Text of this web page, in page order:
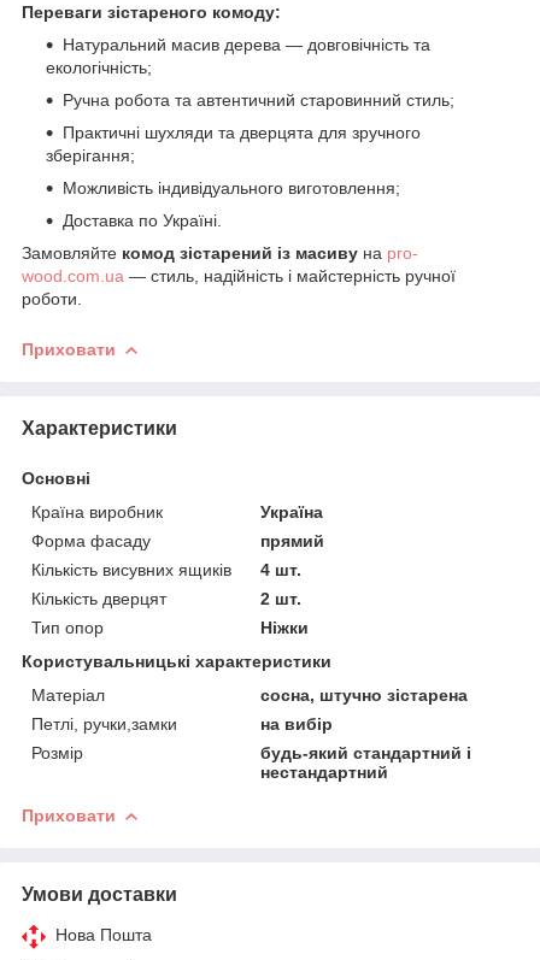
Переваги зістареного комоду:
Натуральний масив дерева — довговічність та
екологічність;
Ручна робота та автентичний старовинний стиль;
Практичні шухляди та дверцята для зручного
зберігання;
Можливість індивідуального виготовлення;
Доставка по Україні.
Замовляйте комод зістарений із масиву на pro-
wood.com.ua — стиль, надійність і майстерність ручної
роботи.
Приховати
Характеристики
Основні
Країна виробник
Україна
Форма фасаду
прямий
Кількість висувних ящиків
4 шт.
Кількість дверцят
2 шт.
Тип опор
Ніжки
Користувальницькі характеристики
Матеріал
сосна, штучно зістарена
Петлі, ручки,замки
на вибір
Розмір
будь-який стандартний і
нестандартний
Приховати
Умови доставки
Нова Пошта